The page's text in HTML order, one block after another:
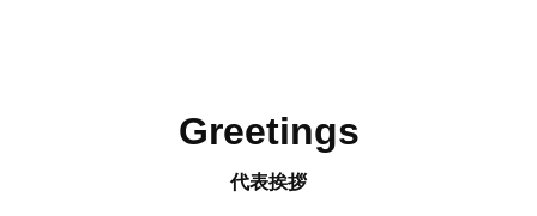
Greetings
代表挨拶